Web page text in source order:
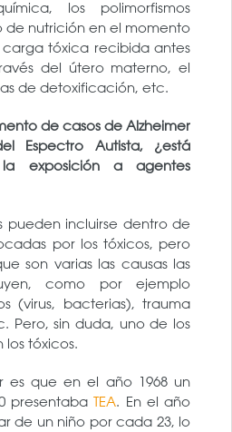
los polimorfismos
de nutrición en el momento
tóxica recibida antes
del útero materno, el
de detoxificación, etc.
de casos de Alzheimer
Espectro Autista, ¿está
exposición a agentes
pueden incluirse dentro de
por los tóxicos, pero
son varias las causas las
como por ejemplo
(virus, bacterias), trauma
Pero, sin duda, uno de los
los tóxicos.
es que en el año 1968 un
presentabaTEA. En el año
de un niño por cada 23, lo